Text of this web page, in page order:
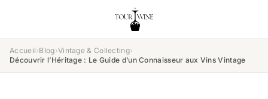
Accueil›Blog›Vintage & Collecting›
Découvrir l’Héritage : Le Guide d’un Connaisseur aux Vins Vintage